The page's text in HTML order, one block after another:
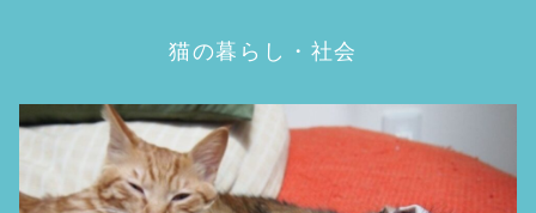
猫の暮らし・社会